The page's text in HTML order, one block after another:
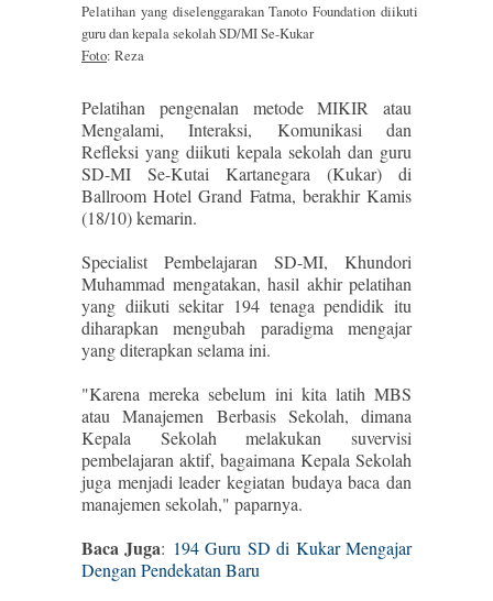
Pelatihan yang diselenggarakan Tanoto Foundation diikuti
guru dan kepala sekolah SD/MI Se-Kukar
Foto: Reza
Pelatihan pengenalan metode MIKIR atau
Mengalami, Interaksi, Komunikasi dan
Refleksi yang diikuti kepala sekolah dan guru
SD-MI Se-Kutai Kartanegara (Kukar) di
Ballroom Hotel Grand Fatma, berakhir Kamis
(18/10) kemarin.
Specialist Pembelajaran SD-MI, Khundori
Muhammad mengatakan, hasil akhir pelatihan
yang diikuti sekitar 194 tenaga pendidik itu
diharapkan mengubah paradigma mengajar
yang diterapkan selama ini.
"Karena mereka sebelum ini kita latih MBS
atau Manajemen Berbasis Sekolah, dimana
Kepala Sekolah melakukan suvervisi
pembelajaran aktif, bagaimana Kepala Sekolah
juga menjadi leader kegiatan budaya baca dan
manajemen sekolah," paparnya.
Baca Juga: 194 Guru SD di Kukar Mengajar
Dengan Pendekatan Baru